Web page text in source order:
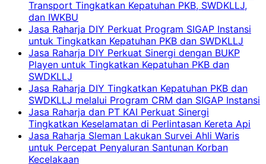
Transport Tingkatkan Kepatuhan PKB, SWDKLLJ,
dan IWKBU
Jasa Raharja DIY Perkuat Program SIGAP Instansi
untuk Tingkatkan Kepatuhan PKB dan SWDKLLJ
Jasa Raharja DIY Perkuat Sinergi dengan BUKP
Playen untuk Tingkatkan Kepatuhan PKB dan
SWDKLLJ
Jasa Raharja DIY Tingkatkan Kepatuhan PKB dan
SWDKLLJ melalui Program CRM dan SIGAP Instansi
Jasa Raharja dan PT KAI Perkuat Sinergi
Tingkatkan Keselamatan di Perlintasan Kereta Api
Jasa Raharja Sleman Lakukan Survei Ahli Waris
untuk Percepat Penyaluran Santunan Korban
Kecelakaan